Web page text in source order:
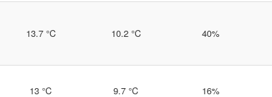
13.7 °C 10.2 °C 40%
13 °C 9.7 °C 16%